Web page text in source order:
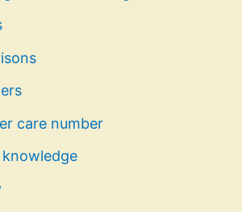
care number
knowledge